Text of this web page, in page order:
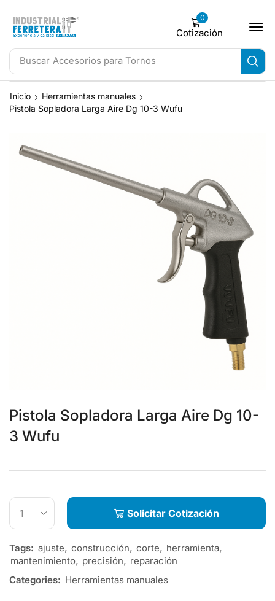
Buscar Accesorios para Tornos
0
Cotización
Inicio
Herramientas manuales
Pistola Sopladora Larga Aire Dg 10-3 Wufu
Pistola Sopladora Larga Aire Dg 10-
3 Wufu
Solicitar Cotización
Tags: ajuste, construcción, corte, herramienta,
mantenimiento, precisión, reparación
Categories: Herramientas manuales